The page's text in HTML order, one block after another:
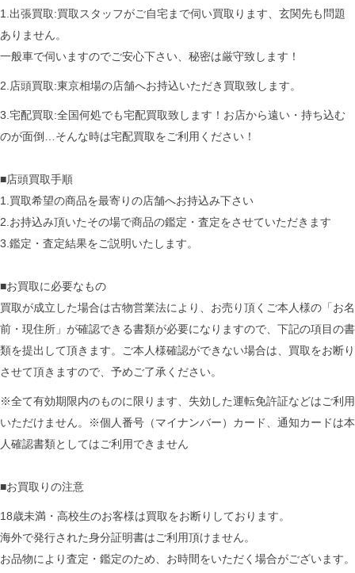
1.出張買取:買取スタッフがご自宅まで伺い買取ります、玄関先も問題
ありません。
一般車で伺いますのでご安心下さい、秘密は厳守致します！
2.店頭買取:東京相場の店舗へお持込いただき買取致します。
3.宅配買取:全国何処でも宅配買取致します！お店から遠い・持ち込む
のが面倒…そんな時は宅配買取をご利用ください！
■店頭買取手順
1.買取希望の商品を最寄りの店舗へお持込み下さい
2.お持込み頂いたその場で商品の鑑定・査定をさせていただきます
3.鑑定・査定結果をご説明いたします。
■お買取に必要なもの
買取が成立した場合は古物営業法により、お売り頂くご本人様の「お名
前・現住所」が確認できる書類が必要になりますので、下記の項目の書
類を提出して頂きます。ご本人様確認ができない場合は、買取をお断り
させて頂きますので、予めご了承ください。
※全て有効期限内のものに限ります、失効した運転免許証などはご利用
いただけません。※個人番号（マイナンバー）カード、通知カードは本
人確認書類としてはご利用できません
■お買取りの注意
18歳未満・高校生のお客様は買取をお断りしております。
海外で発行された身分証明書はご利用頂けません。
お品物により査定・鑑定のため、お時間をいただく場合がございます。